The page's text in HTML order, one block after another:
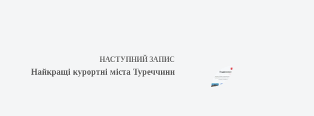
НАСТУПНИЙ ЗАПИС
Найкращі курортні міста Туреччини